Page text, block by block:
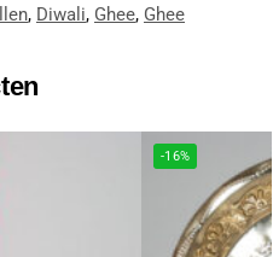
, Diwali, Ghee, Ghee
-16%